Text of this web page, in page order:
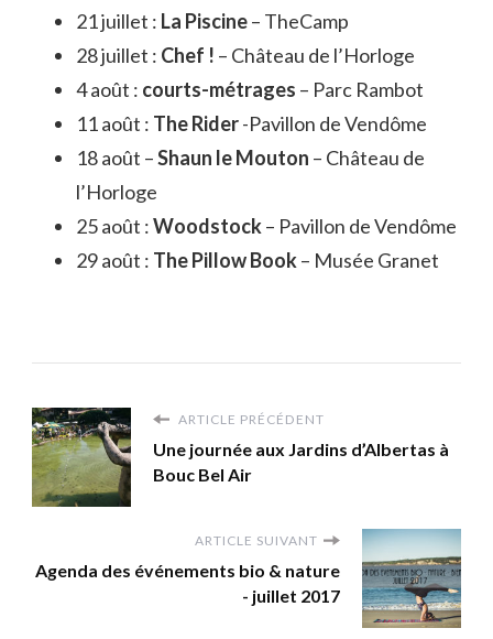
21 juillet : La Piscine– TheCamp
28 juillet : Chef ! – Château de l’Horloge
4 août : courts-métrages – Parc Rambot
11 août : The Rider-Pavillon de Vendôme
18 août –Shaun le Mouton – Château de
l’Horloge
25 août :Woodstock– Pavillon de Vendôme
29 août : The Pillow Book– Musée Granet
ARTICLE PRÉCÉDENT
Une journée aux Jardins d’Albertas à
Bouc Bel Air
ARTICLE SUIVANT
Agenda des événements bio & nature
- juillet 2017